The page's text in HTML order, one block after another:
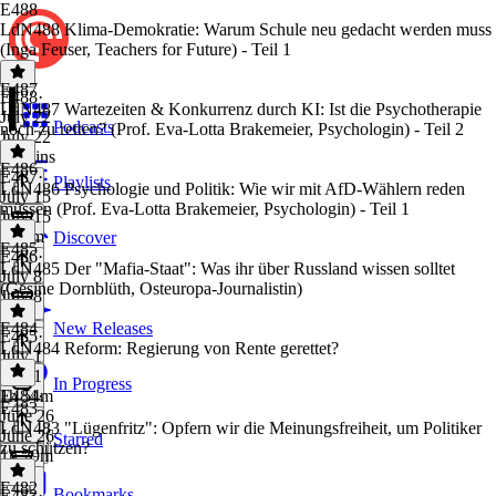
Podcasts
Playlists
Discover
New Releases
In Progress
Starred
E488
LdN488 Klima-Demokratie: Warum Schule neu gedacht werden muss
(Inga Feuser, Teachers for Future) - Teil 1
E488·
July 22
July 22
47 mins
E487
LdN487 Wartezeiten & Konkurrenz durch KI: Ist die Psychotherapie
noch zu retten? (Prof. Eva-Lotta Brakemeier, Psychologin) - Teil 2
E487·
July 15
July 15
1h 7m
E486
LdN486 Psychologie und Politik: Wie wir mit AfD-Wählern reden
müssen (Prof. Eva-Lotta Brakemeier, Psychologin) - Teil 1
E486·
July 8
July 8
1 hr
E485
LdN485 Der "Mafia-Staat": Was ihr über Russland wissen solltet
(Gesine Dornblüth, Osteuropa-Journalistin)
E485·
July 1
July 1
1h 54m
E484
LdN484 Reform: Regierung von Rente gerettet?
E484·
June 26
June 26
1h 29m
E483
LdN483 "Lügenfritz": Opfern wir die Meinungsfreiheit, um Politiker
zu schützen?
E482